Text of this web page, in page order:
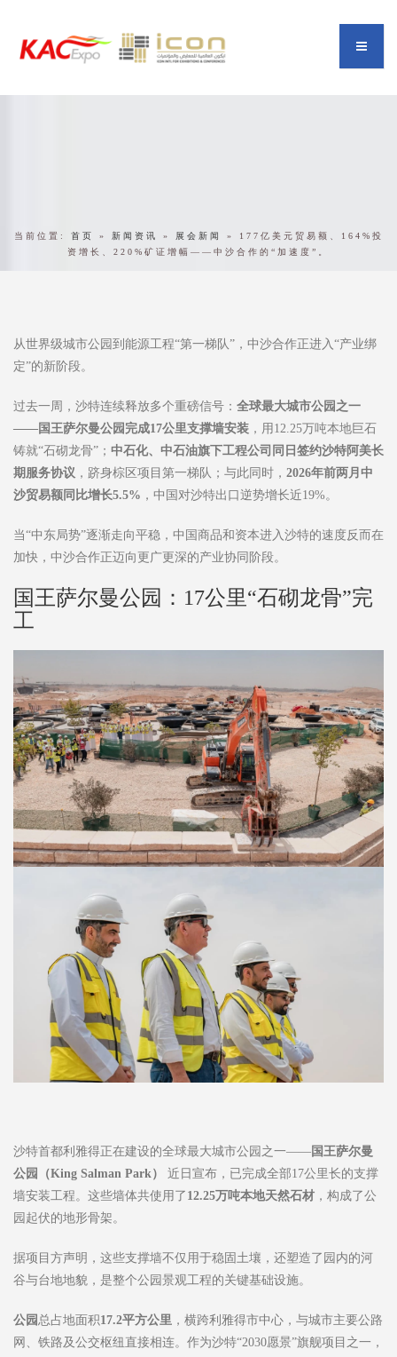
当前位置: 首页 » 新闻资讯 » 展会新闻 »
177亿美元贸易额、164%投
资增长、220%矿证增幅——中沙合作的“加速度”。
从世界级城市公园到能源工程“第一梯队”，中沙合作正进入“产业绑
定”的新阶段。
过去一周，沙特连续释放多个重磅信号： 全球最大城市公园之一
——国王萨尔曼公园完成17公里支撑墙安装 ，用12.25万吨本地巨石
铸就“石砌龙骨”； 中石化、中石油旗下工程公司同日签约沙特阿美长
期服务协议 ，跻身棕区项目第一梯队；与此同时， 2026年前两月中
沙贸易额同比增长5.5% ，中国对沙特出口逆势增长近19%。
当“中东局势”逐渐走向平稳，中国商品和资本进入沙特的速度反而在
加快，中沙合作正迈向更广更深的产业协同阶段。
国王萨尔曼公园：17公里“石砌龙骨”完
工
沙特首都利雅得正在建设的全球最大城市公园之一——国王萨尔曼
公园（King Salman Park）
近日宣布，已完成全部17公里长的支撑
墙安装工程。这些墙体共使用了 12.25万吨本地天然石材 ，构成了公
园起伏的地形骨架。
据项目方声明，这些支撑墙不仅用于稳固土壤，还塑造了园内的河
谷与台地地貌，是整个公园景观工程的关键基础设施。
公园总占地面积17.2平方公里 ，横跨利雅得市中心，与城市主要公路
网、铁路及公交枢纽直接相连。作为沙特“2030愿景”旗舰项目之一，